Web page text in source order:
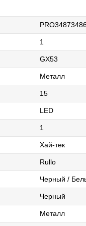
1
GX53
Металл
15
LED
1
Хай-тек
Rullo
Черный /
Черный
Металл